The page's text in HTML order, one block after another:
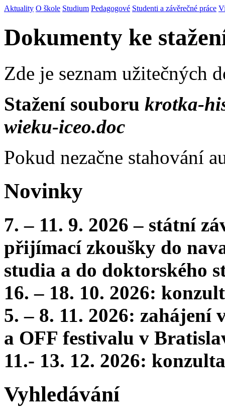
Aktuality O škole Studium Pedagogové Studenti a závěrečné práce
Dokumenty ke
Zde je seznam užitečných
Stažení souboru krotka-
wieku-iceo.doc
Pokud nezačne stahování
Novinky
7. – 11. 9. 2026 – státní
přijímací zkoušky do
studia a do doktorského
16. – 18. 10. 2026:
5. – 8. 11. 2026:
a OFF festivalu v
11.- 13. 12. 2026:
Vyhledávání